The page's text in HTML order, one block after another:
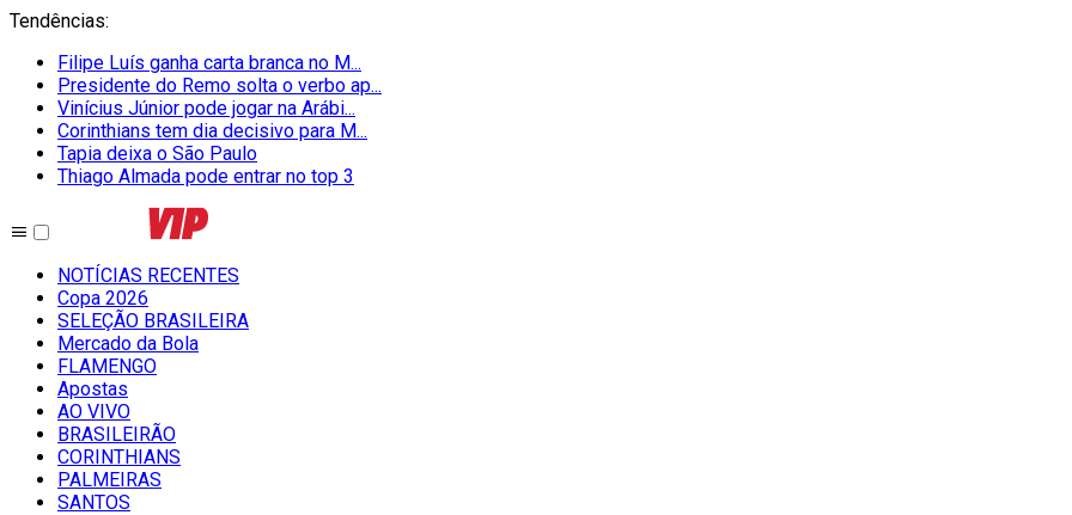
Tendências:
Filipe Luís ganha carta branca no M...
Presidente do Remo solta o verbo ap...
Vinícius Júnior pode jogar na Arábi...
Corinthians tem dia decisivo para M...
Tapia deixa o São Paulo
Thiago Almada pode entrar no top 3
NOTÍCIAS RECENTES
Copa 2026
SELEÇÃO BRASILEIRA
Mercado da Bola
FLAMENGO
Apostas
AO VIVO
BRASILEIRÃO
CORINTHIANS
PALMEIRAS
SANTOS